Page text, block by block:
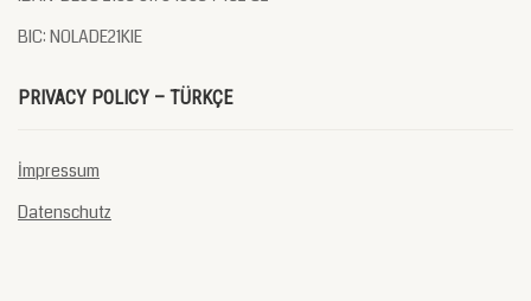
BIC: NOLADE21KIE
PRIVACY POLICY – TÜRKÇE
İmpressum
Datenschutz